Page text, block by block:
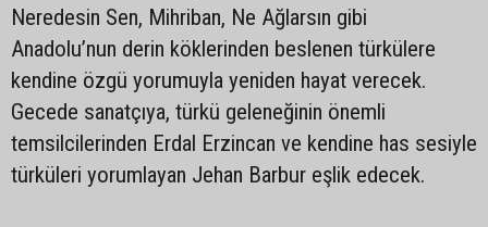
Neredesin Sen, Mihriban, Ne Ağlarsın gibi
Anadolu’nun derin köklerinden beslenen türkülere
kendine özgü yorumuyla yeniden hayat verecek.
Gecede sanatçıya, türkü geleneğinin önemli
temsilcilerinden Erdal Erzincan ve kendine has sesiyle
türküleri yorumlayan Jehan Barbur eşlik edecek.